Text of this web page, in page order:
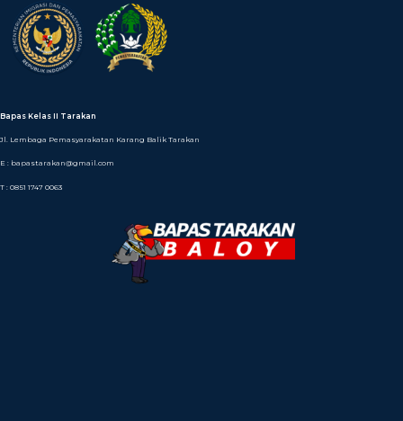
Bapas Kelas II Tarakan
Jl. Lembaga Pemasyarakatan Karang Balik Tarakan
E : bapastarakan@gmail.com
T : 0851 1747 0063